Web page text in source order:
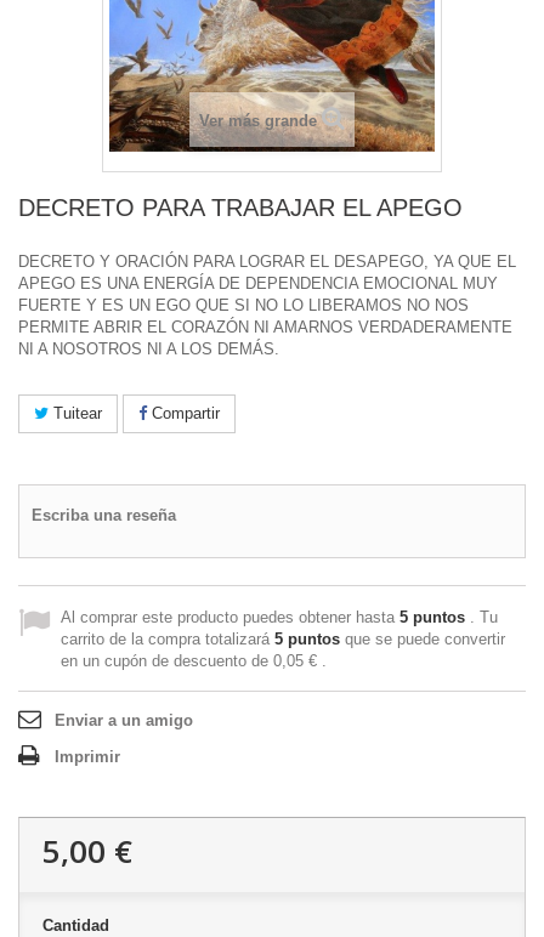
Ver más grande
DECRETO PARA TRABAJAR EL APEGO
DECRETO Y ORACIÓN PARA LOGRAR EL DESAPEGO, YA QUE EL
APEGO ES UNA ENERGÍA DE DEPENDENCIA EMOCIONAL MUY
FUERTE Y ES UN EGO QUE SI NO LO LIBERAMOS NO NOS
PERMITE ABRIR EL CORAZÓN NI AMARNOS VERDADERAMENTE
NI A NOSOTROS NI A LOS DEMÁS.
Tuitear Compartir
Escriba una reseña
Al comprar este producto puedes obtener hasta 5 puntos . Tu
carrito de la compra totalizará 5 puntos que se puede convertir
en un cupón de descuento de 0,05 € .
Enviar a un amigo
Imprimir
5,00 €
Cantidad